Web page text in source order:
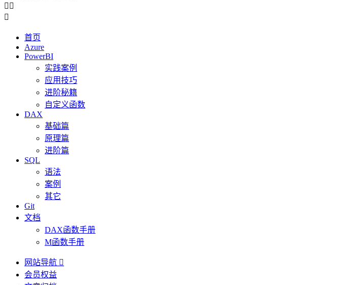
 

首页
Azure
PowerBI
实践案例
应用技巧
进阶秘籍
自定义函数
DAX
基础篇
原理篇
进阶篇
SQL
语法
案例
其它
Git
文档
DAX函数手册
M函数手册
网站导航 
会员权益